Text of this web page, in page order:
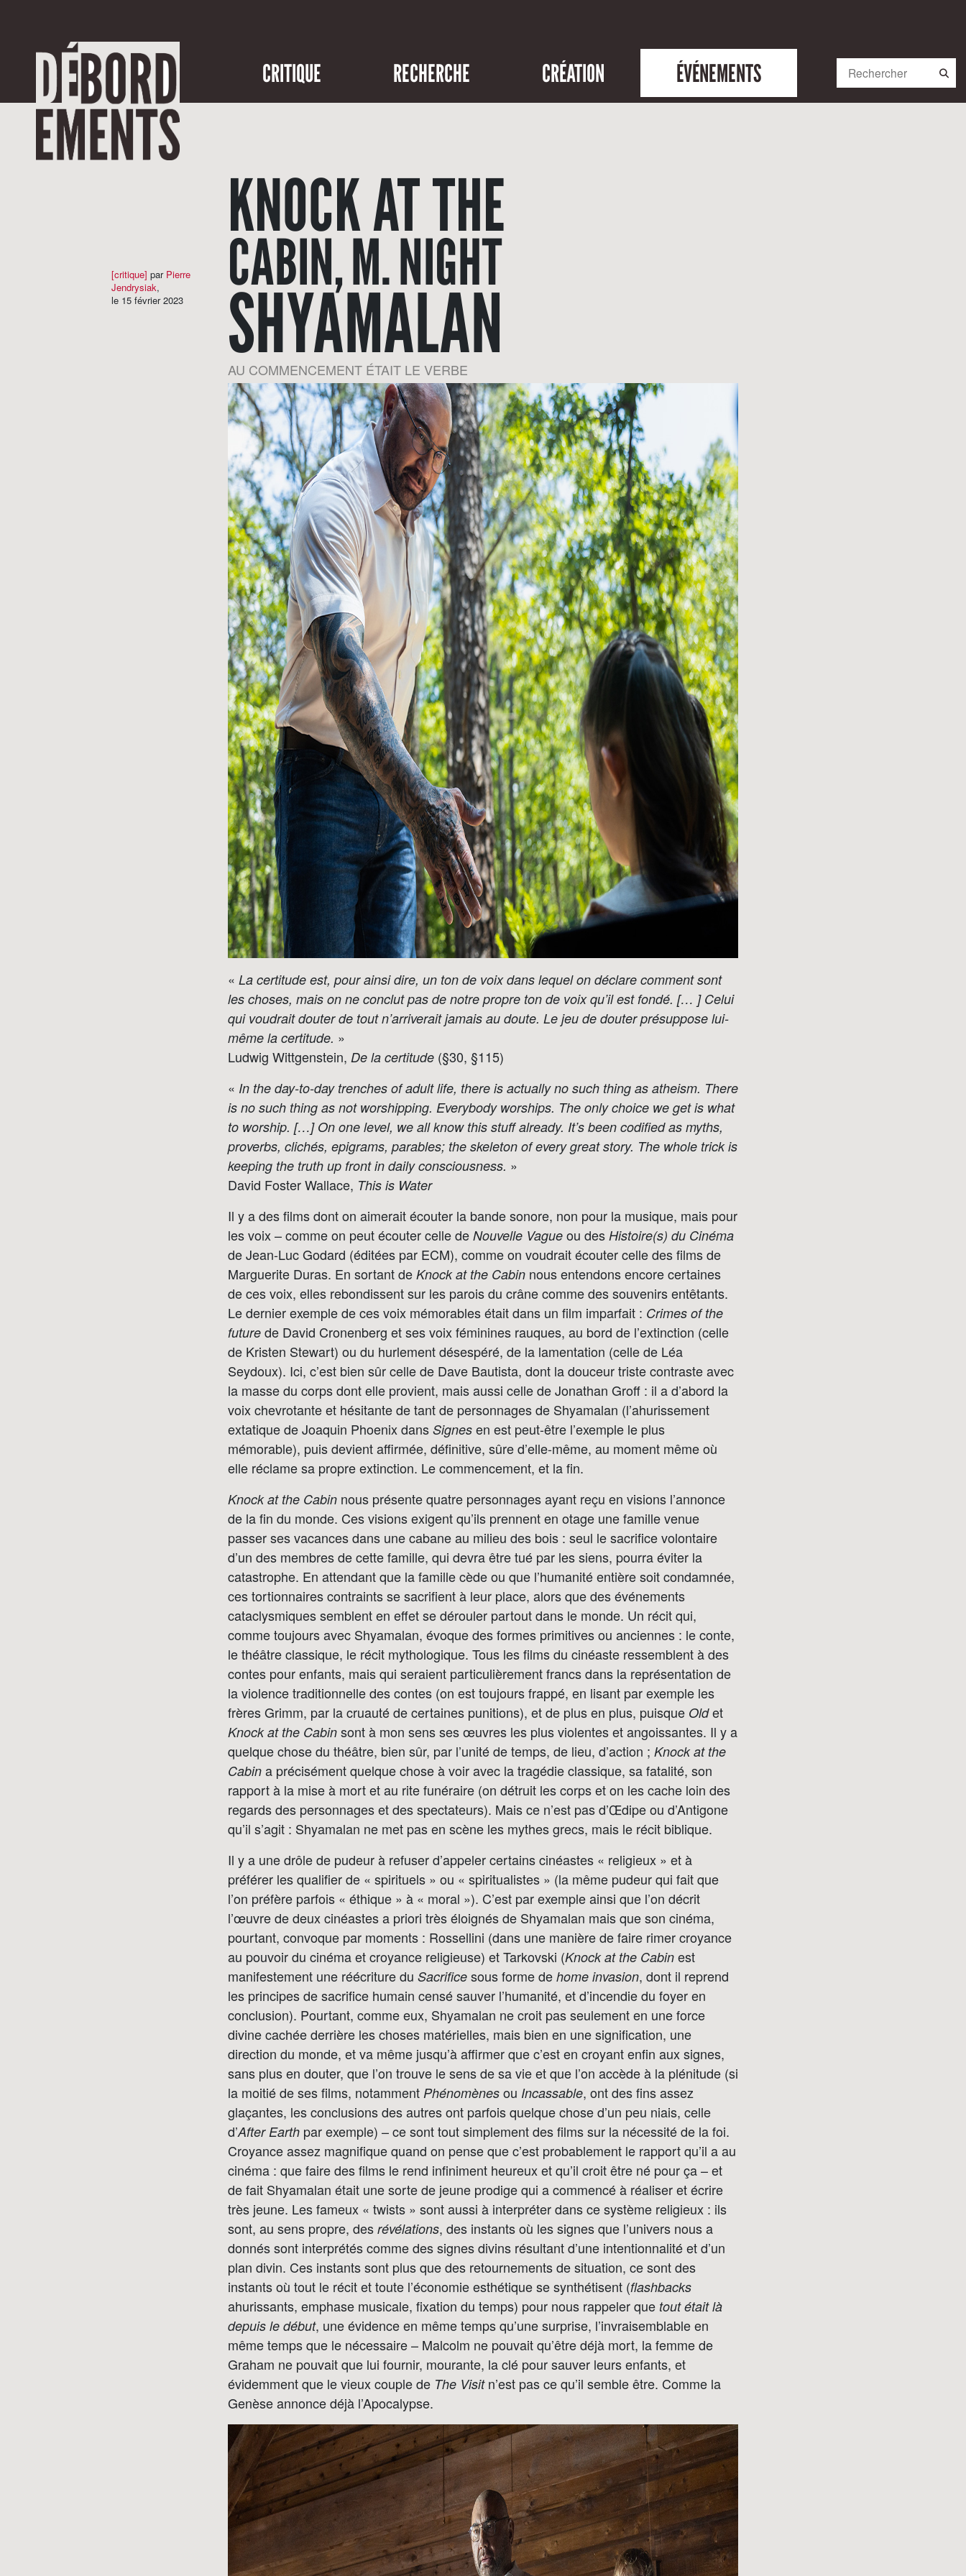
CRITIQUE RECHERCHE CRÉATION ÉVÉNEMENTS
KNOCK AT THE
CABIN, M. NIGHT
SHYAMALAN
AU COMMENCEMENT ÉTAIT LE VERBE
[critique] par Pierre
Jendrysiak,
le 15 février 2023
« La certitude est, pour ainsi dire, un ton de voix dans lequel on déclare comment sont
les choses, mais on ne conclut pas de notre propre ton de voix qu’il est fondé. [… ] Celui
qui voudrait douter de tout n’arriverait jamais au doute. Le jeu de douter présuppose lui-
même la certitude. »
Ludwig Wittgenstein, De la certitude (§30, §115)
« In the day-to-day trenches of adult life, there is actually no such thing as atheism. There
is no such thing as not worshipping. Everybody worships. The only choice we get is what
to worship. […] On one level, we all know this stuff already. It’s been codified as myths,
proverbs, clichés, epigrams, parables; the skeleton of every great story. The whole trick is
keeping the truth up front in daily consciousness. »
David Foster Wallace, This is Water
Il y a des films dont on aimerait écouter la bande sonore, non pour la musique, mais pour
les voix – comme on peut écouter celle de Nouvelle Vague ou des Histoire(s) du Cinéma
de Jean-Luc Godard (éditées par ECM), comme on voudrait écouter celle des films de
Marguerite Duras. En sortant de Knock at the Cabin nous entendons encore certaines
de ces voix, elles rebondissent sur les parois du crâne comme des souvenirs entêtants.
Le dernier exemple de ces voix mémorables était dans un film imparfait : Crimes of the
future de David Cronenberg et ses voix féminines rauques, au bord de l’extinction (celle
de Kristen Stewart) ou du hurlement désespéré, de la lamentation (celle de Léa
Seydoux). Ici, c’est bien sûr celle de Dave Bautista, dont la douceur triste contraste avec
la masse du corps dont elle provient, mais aussi celle de Jonathan Groff : il a d’abord la
voix chevrotante et hésitante de tant de personnages de Shyamalan (l’ahurissement
extatique de Joaquin Phoenix dans Signes en est peut-être l’exemple le plus
mémorable), puis devient affirmée, définitive, sûre d’elle-même, au moment même où
elle réclame sa propre extinction. Le commencement, et la fin.
Knock at the Cabin nous présente quatre personnages ayant reçu en visions l’annonce
de la fin du monde. Ces visions exigent qu’ils prennent en otage une famille venue
passer ses vacances dans une cabane au milieu des bois : seul le sacrifice volontaire
d’un des membres de cette famille, qui devra être tué par les siens, pourra éviter la
catastrophe. En attendant que la famille cède ou que l’humanité entière soit condamnée,
ces tortionnaires contraints se sacrifient à leur place, alors que des événements
cataclysmiques semblent en effet se dérouler partout dans le monde. Un récit qui,
comme toujours avec Shyamalan, évoque des formes primitives ou anciennes : le conte,
le théâtre classique, le récit mythologique. Tous les films du cinéaste ressemblent à des
contes pour enfants, mais qui seraient particulièrement francs dans la représentation de
la violence traditionnelle des contes (on est toujours frappé, en lisant par exemple les
frères Grimm, par la cruauté de certaines punitions), et de plus en plus, puisque Oldet
Knock at the Cabin sont à mon sens ses œuvres les plus violentes et angoissantes. Il y a
quelque chose du théâtre, bien sûr, par l’unité de temps, de lieu, d’action ; Knock at the
Cabin a précisément quelque chose à voir avec la tragédie classique, sa fatalité, son
rapport à la mise à mort et au rite funéraire (on détruit les corps et on les cache loin des
regards des personnages et des spectateurs). Mais ce n’est pas d’Œdipe ou d’Antigone
qu’il s’agit : Shyamalan ne met pas en scène les mythes grecs, mais le récit biblique.
Il y a une drôle de pudeur à refuser d’appeler certains cinéastes « religieux » et à
préférer les qualifier de « spirituels » ou « spiritualistes » (la même pudeur qui fait que
l’on préfère parfois « éthique » à « moral »). C’est par exemple ainsi que l’on décrit
l’œuvre de deux cinéastes a priori très éloignés de Shyamalan mais que son cinéma,
pourtant, convoque par moments : Rossellini (dans une manière de faire rimer croyance
au pouvoir du cinéma et croyance religieuse) et Tarkovski (Knock at the Cabin est
manifestement une réécriture du Sacrifice sous forme de home invasion, dont il reprend
les principes de sacrifice humain censé sauver l’humanité, et d’incendie du foyer en
conclusion). Pourtant, comme eux, Shyamalan ne croit pas seulement en une force
divine cachée derrière les choses matérielles, mais bien en une signification, une
direction du monde, et va même jusqu’à affirmer que c’est en croyant enfin aux signes,
sans plus en douter, que l’on trouve le sens de sa vie et que l’on accède à la plénitude (si
la moitié de ses films, notamment Phénomènes ou Incassable, ont des fins assez
glaçantes, les conclusions des autres ont parfois quelque chose d’un peu niais, celle
d’After Earth par exemple) – ce sont tout simplement des films sur la nécessité de la foi.
Croyance assez magnifique quand on pense que c’est probablement le rapport qu’il a au
cinéma : que faire des films le rend infiniment heureux et qu’il croit être né pour ça – et
de fait Shyamalan était une sorte de jeune prodige qui a commencé à réaliser et écrire
très jeune. Les fameux « twists » sont aussi à interpréter dans ce système religieux : ils
sont, au sens propre, des révélations, des instants où les signes que l’univers nous a
donnés sont interprétés comme des signes divins résultant d’une intentionnalité et d’un
plan divin. Ces instants sont plus que des retournements de situation, ce sont des
instants où tout le récit et toute l’économie esthétique se synthétisent (flashbacks
ahurissants, emphase musicale, fixation du temps) pour nous rappeler que tout était là
depuis le début, une évidence en même temps qu’une surprise, l’invraisemblable en
même temps que le nécessaire – Malcolm ne pouvait qu’être déjà mort, la femme de
Graham ne pouvait que lui fournir, mourante, la clé pour sauver leurs enfants, et
évidemment que le vieux couple de The Visitn’est pas ce qu’il semble être. Comme la
Genèse annonce déjà l’Apocalypse.